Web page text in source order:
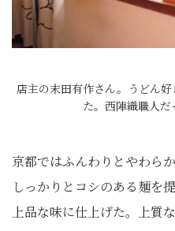
店主の末田有作さん。うどん
た。西陣織職人だ
京都ではふんわりとやわら
しっかりとコシのある麺を
上品な味に仕上げた。上質